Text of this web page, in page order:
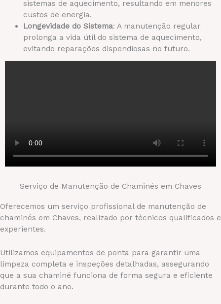
sistemas de aquecimento, resultando em menores
custos de energia.
Longevidade do Sistema: A manutenção regular
prolonga a vida útil do sistema de aquecimento,
evitando reparações dispendiosas no futuro.
Serviço de Manutenção de Chaminés em Chaves
Oferecemos um serviço profissional de manutenção de
chaminés em Chaves, realizado por técnicos qualificados e
experientes.
Utilizamos equipamentos de ponta para garantir uma
limpeza completa e inspeções detalhadas, assegurando
que a sua chaminé funciona de forma segura e eficiente
durante todo o ano.